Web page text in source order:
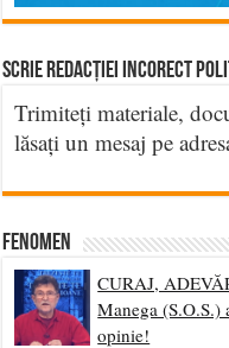
Scrie Redacției Incorect
Trimiteți materiale,
lăsați un mesaj pe
Fenomen
CURAJ,
Manega
opinie!